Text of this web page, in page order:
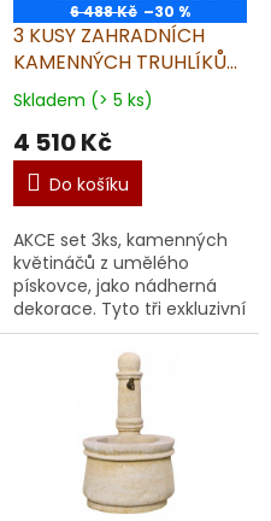
6 488 Kč –30 %
3 KUSY ZAHRADNÍCH
KAMENNÝCH TRUHLÍKŮ
ve slevě z pískovce -
56x28x14cm
Skladem (> 5 ks)
4 510 Kč
Do košíku
AKCE set 3ks, kamenných
květináčů z umělého
pískovce, jako nádherná
dekorace. Tyto tři exkluzivní
květináče se perfektně
hodí pro zkrášlení každého
typu zahrady.